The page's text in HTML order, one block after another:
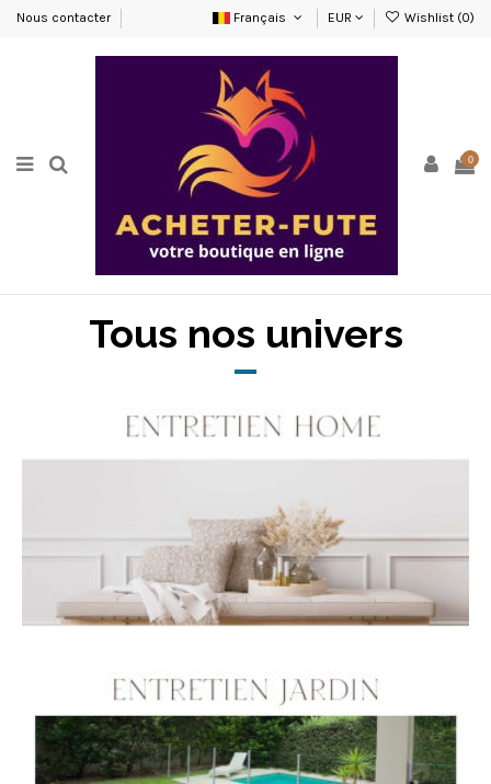
Nous contacter Français EUR Wishlist (0)
0
Tous nos univers